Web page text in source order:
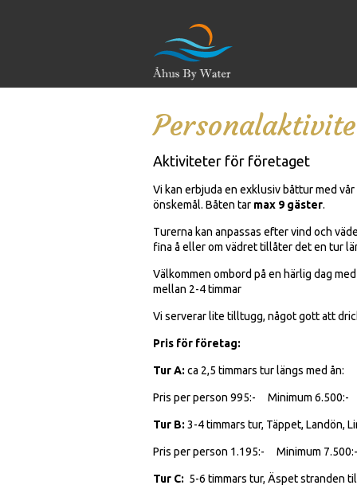
Aktiviteter för företaget
Vi kan erbjuda en exklusiv båttur med
önskemål. Båten tar max 9 gäster.
Turerna kan anpassas efter vind och
fina å eller om vädret tillåter det en tur
Välkommen ombord på en härlig dag
mellan 2-4 timmar
Vi serverar lite tilltugg, något gott att
Pris för företag:
Tur A: ca 2,5 timmars tur längs med ån:
Pris per person 995:- Minimum 6.500:-
Tur B: 3-4 timmars tur, Täppet, Landön,
Pris per person 1.195:- Minimum 7.500:-
Tur C: 5-6 timmars tur, Äspet stranden